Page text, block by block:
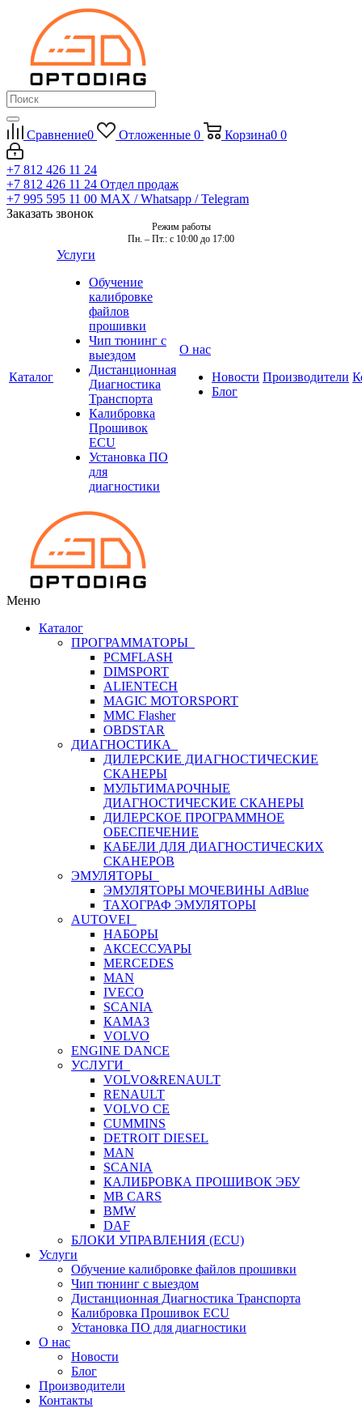
Сравнение0 Отложенные 0 Корзина0 0
+7 812 426 11 24
+7 812 426 11 24 Отдел продаж
+7 995 595 11 00 MAX / Whatsapp / Telegram
Заказать звонок
Режим работы
Пн. – Пт.: с 10:00 до 17:00
Каталог
Услуги
Обучение
калибровке
файлов
прошивки
Чип тюнинг с
выездом
Дистанционная
Диагностика
Транспорта
Калибровка
Прошивок
ECU
Установка ПО
для
диагностики
О нас
Новости
Блог
Производители
Меню
Каталог
ПРОГРАММАТОРЫ
PCMFLASH
DIMSPORT
ALIENTECH
MAGIC MOTORSPORT
MMC Flasher
OBDSTAR
ДИАГНОСТИКА
ДИЛЕРСКИЕ ДИАГНОСТИЧЕСКИЕ
СКАНЕРЫ
МУЛЬТИМАРОЧНЫЕ
ДИАГНОСТИЧЕСКИЕ СКАНЕРЫ
ДИЛЕРСКОЕ ПРОГРАММНОЕ
ОБЕСПЕЧЕНИЕ
КАБЕЛИ ДЛЯ ДИАГНОСТИЧЕСКИХ
СКАНЕРОВ
ЭМУЛЯТОРЫ
ЭМУЛЯТОРЫ МОЧЕВИНЫ АdBlue
ТАХОГРАФ ЭМУЛЯТОРЫ
AUTOVEI
НАБОРЫ
АКСЕССУАРЫ
MERCEDES
MAN
IVECO
SCANIA
КАМАЗ
VOLVO
ENGINE DANCE
УСЛУГИ
VOLVO&RENAULT
RENAULT
VOLVO CE
CUMMINS
DETROIT DIESEL
MAN
SCANIA
КАЛИБРОВКА ПРОШИВОК ЭБУ
MB CARS
BMW
DAF
БЛОКИ УПРАВЛЕНИЯ (ECU)
Услуги
Обучение калибровке файлов прошивки
Чип тюнинг с выездом
Дистанционная Диагностика Транспорта
Калибровка Прошивок ECU
Установка ПО для диагностики
О нас
Новости
Блог
Производители
Контакты